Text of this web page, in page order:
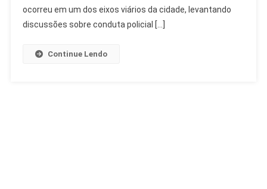
SP
Após
ocorreu em um dos eixos viários da cidade, levantando
discussões sobre conduta policial […]
Continue Lendo